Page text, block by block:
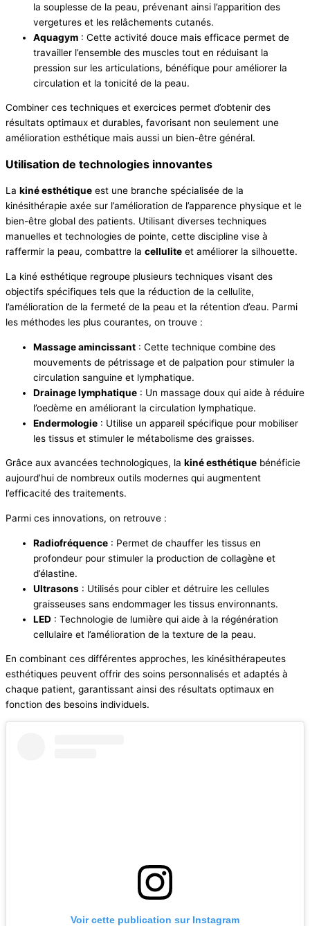
la souplesse de la peau, prévenant ainsi l’apparition des
vergetures et les relâchements cutanés.
Aquagym : Cette activité douce mais efficace permet de
travailler l’ensemble des muscles tout en réduisant la
pression sur les articulations, bénéfique pour améliorer la
circulation et la tonicité de la peau.
Combiner ces techniques et exercices permet d’obtenir des
résultats optimaux et durables, favorisant non seulement une
amélioration esthétique mais aussi un bien-être général.
Utilisation de technologies innovantes
La kiné esthétique est une branche spécialisée de la
kinésithérapie axée sur l’amélioration de l’apparence physique et le
bien-être global des patients. Utilisant diverses techniques
manuelles et technologies de pointe, cette discipline vise à
raffermir la peau, combattre la cellulite et améliorer la silhouette.
La kiné esthétique regroupe plusieurs techniques visant des
objectifs spécifiques tels que la réduction de la cellulite,
l’amélioration de la fermeté de la peau et la rétention d’eau. Parmi
les méthodes les plus courantes, on trouve :
Massage amincissant : Cette technique combine des
mouvements de pétrissage et de palpation pour stimuler la
circulation sanguine et lymphatique.
Drainage lymphatique : Un massage doux qui aide à réduire
l’oedème en améliorant la circulation lymphatique.
Endermologie : Utilise un appareil spécifique pour mobiliser
les tissus et stimuler le métabolisme des graisses.
Grâce aux avancées technologiques, la kiné esthétique bénéficie
aujourd’hui de nombreux outils modernes qui augmentent
l’efficacité des traitements.
Parmi ces innovations, on retrouve :
Radiofréquence : Permet de chauffer les tissus en
profondeur pour stimuler la production de collagène et
d’élastine.
Ultrasons : Utilisés pour cibler et détruire les cellules
graisseuses sans endommager les tissus environnants.
LED : Technologie de lumière qui aide à la régénération
cellulaire et l’amélioration de la texture de la peau.
En combinant ces différentes approches, les kinésithérapeutes
esthétiques peuvent offrir des soins personnalisés et adaptés à
chaque patient, garantissant ainsi des résultats optimaux en
fonction des besoins individuels.
Voir cette publication sur Instagram